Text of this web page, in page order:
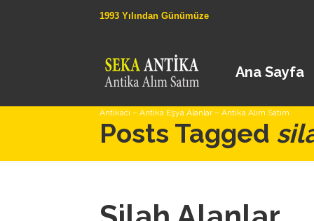
1993 Yılından Günümüze
Antikacı – Antika Eşya Alanlar – Antika Alım Satım
Ana Sayfa
Posts Tagged